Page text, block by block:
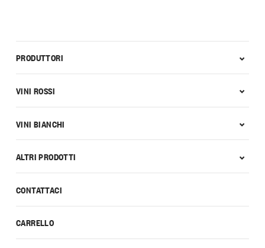
CONTATTACI
CARRELLO
PRODUTTORI
VINI ROSSI
VINI BIANCHI
ALTRI PRODOTTI